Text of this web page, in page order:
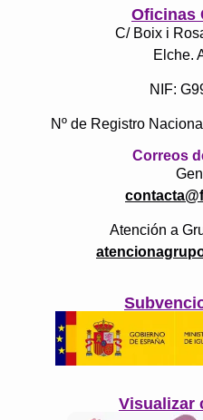
Oficinas
C/ Boix i
Elche.
NIF:
Nº de Registro
Correos
Atención a
Visualizar